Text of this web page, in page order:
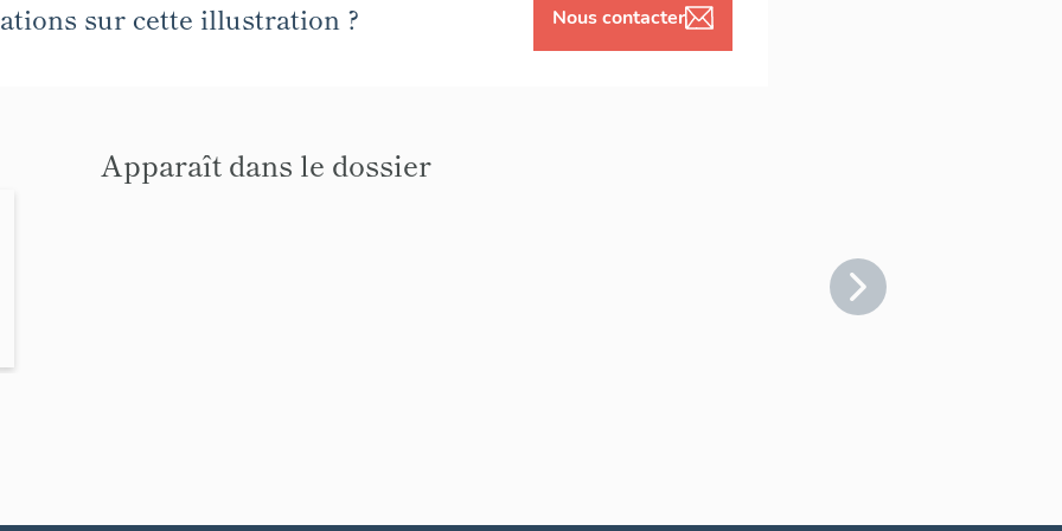
sur cette illustration ? Nous contacter
Apparaît dans le dossier